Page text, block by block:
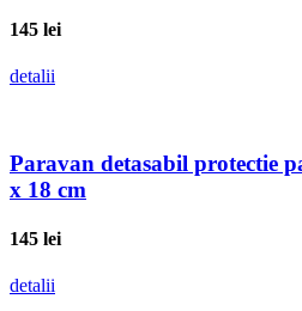
145 lei
detalii
Paravan detasabil protectie
x 18 cm
145 lei
detalii